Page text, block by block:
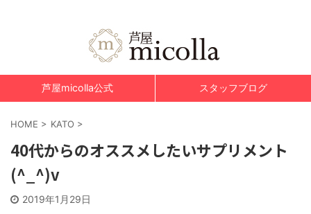
芦屋micolla公式 スタッフブログ
HOME > KATO >
40代からのオススメしたいサプリメント
(^_^)v
2019年1月29日